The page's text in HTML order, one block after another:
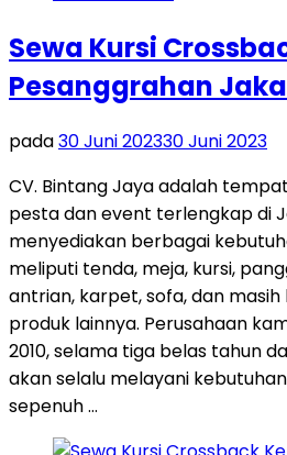
Sewa Kursi
Pesanggrahan
pada30 Juni 202330 Juni 2023
CV. Bintang Jaya adalah
pesta dan event terlengkap di
menyediakan berbagai
meliputi tenda, meja, kursi,
antrian, karpet, sofa, dan
produk lainnya. Perusahaan
2010, selama tiga belas tahun
akan selalu melayani
sepenuh …